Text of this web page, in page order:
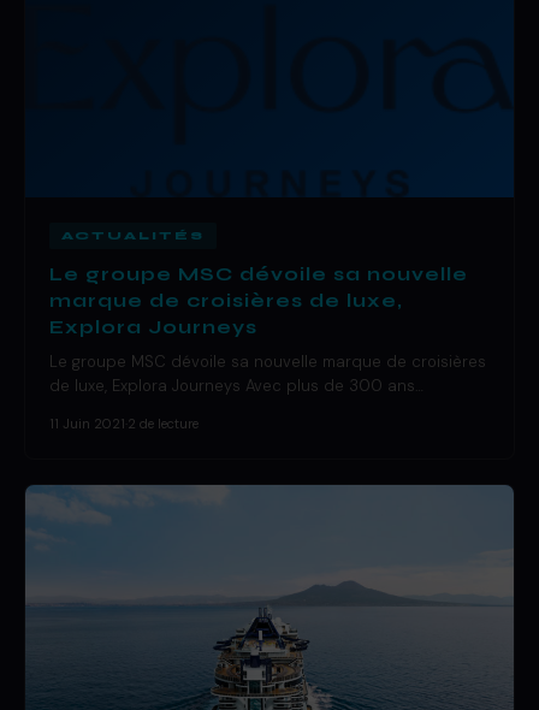
ACTUALITÉS
Le groupe MSC dévoile sa nouvelle
marque de croisières de luxe,
Explora Journeys
Le groupe MSC dévoile sa nouvelle marque de croisières
de luxe, Explora Journeys Avec plus de 300 ans…
11 Juin 2021 2 de lecture